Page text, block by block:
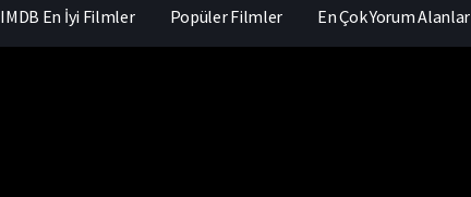
IMDB En İyi Filmler Popüler Filmler En Çok Yorum Alanlar